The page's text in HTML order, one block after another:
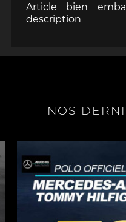
Article bien
description
NOS